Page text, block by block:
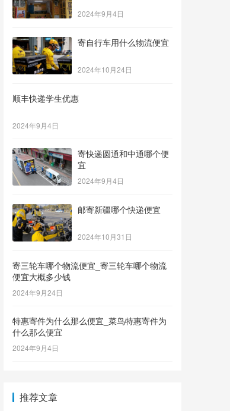
2024年9月4日
寄自行车用什么物流便宜
2024年10月24日
顺丰快递学生优惠
2024年9月4日
寄快递圆通和中通哪个便
宜
2024年9月4日
邮寄新疆哪个快递便宜
2024年10月31日
寄三轮车哪个物流便宜_寄三轮车哪个物流
便宜大概多少钱
2024年9月24日
特惠寄件为什么那么便宜_菜鸟特惠寄件为
什么那么便宜
2024年9月4日
推荐文章